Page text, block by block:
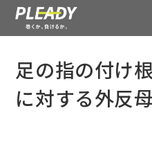
足の指の付け
に対する外反